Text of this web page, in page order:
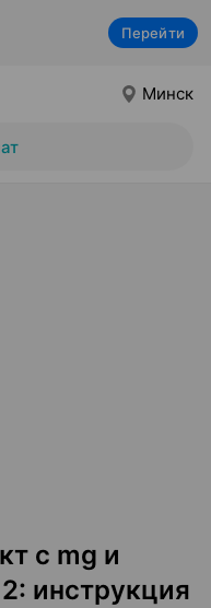
Перейти
Минск
с mg и
инструкция